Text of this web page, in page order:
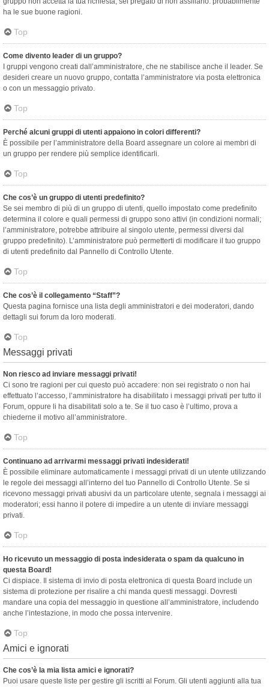
ha le sue buone ragioni.
Top
Come divento leader di un gruppo?
I gruppi vengono creati dall’amministratore, che ne stabilisce anche il leader. Se
desideri creare un nuovo gruppo, contatta l’amministratore via posta elettronica
o con un messaggio privato.
Top
Perché alcuni gruppi di utenti appaiono in colori differenti?
È possibile per l’amministratore della Board assegnare un colore ai membri di
un gruppo per rendere più semplice identificarli.
Top
Che cos’è un gruppo di utenti predefinito?
Se sei membro di più di un gruppo di utenti, quello impostato come predefinito
determina il colore e quali permessi di gruppo sono attivi (in condizioni normali;
l’amministratore, potrebbe attribuire al singolo utente, permessi diversi dal
gruppo predefinito). L’amministratore può permetterti di modificare il tuo gruppo
di utenti predefinito dal Pannello di Controllo Utente.
Top
Che cos’è il collegamento “Staff”?
Questa pagina fornisce una lista degli amministratori e dei moderatori, dando
dettagli sui forum da loro moderati.
Top
Messaggi privati
Non riesco ad inviare messaggi privati!
Ci sono tre ragioni per cui questo può accadere: non sei registrato o non hai
effettuato l’accesso, l’amministratore ha disabilitato i messaggi privati per tutto il
Forum, oppure li ha disabilitati solo a te. Se il tuo caso è l’ultimo, prova a
chiederne il motivo all’amministratore.
Top
Continuano ad arrivarmi messaggi privati indesiderati!
È possibile eliminare automaticamente i messaggi privati ​​di un utente utilizzando
le regole dei messaggi all’interno del tuo Pannello di Controllo Utente. Se si
ricevono messaggi privati ​​abusivi da un particolare utente, segnala i messaggi ai
moderatori; essi hanno il potere di impedire a un utente di inviare messaggi
privati​​.
Top
Ho ricevuto un messaggio di posta indesiderata o spam da qualcuno in
questa Board!
Ci dispiace. Il sistema di invio di posta elettronica di questa Board include un
sistema di protezione per risalire a chi manda questi messaggi. Dovresti
mandare una copia del messaggio in questione all’amministratore, includendo
anche l’intestazione, in modo che possa intervenire.
Top
Amici e ignorati
Che cos’è la mia lista amici e ignorati?
Puoi usare queste liste per gestire gli iscritti al Forum. Gli utenti aggiunti alla tua